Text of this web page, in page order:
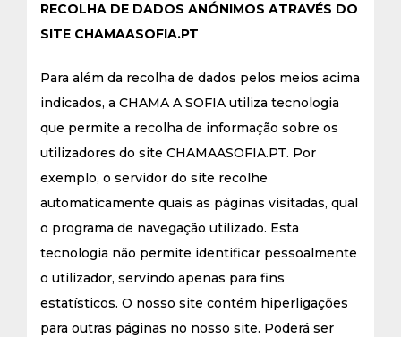
RECOLHA DE DADOS ANÓNIMOS ATRAVÉS DO
SITE CHAMAASOFIA.PT
Para além da recolha de dados pelos meios acima
indicados, a CHAMA A SOFIA utiliza tecnologia
que permite a recolha de informação sobre os
utilizadores do site CHAMAASOFIA.PT. Por
exemplo, o servidor do site recolhe
automaticamente quais as páginas visitadas, qual
o programa de navegação utilizado. Esta
tecnologia não permite identificar pessoalmente
o utilizador, servindo apenas para fins
estatísticos. O nosso site contém hiperligações
para outras páginas no nosso site. Poderá ser